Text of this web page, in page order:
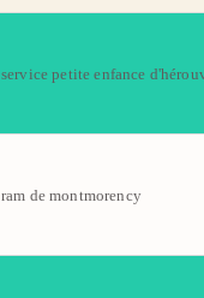
service petite enfance
ram de montmorency